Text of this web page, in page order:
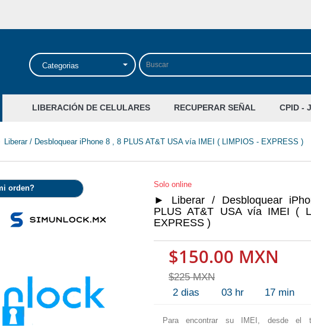
Categorias
LIBERACIÓN DE CELULARES RECUPERAR SEÑAL CPID -
Liberar / Desbloquear iPhone 8 , 8 PLUS AT&T USA vía IMEI ( LIMPIOS - EXPRESS )
orden? Solo online
► Liberar / Desbloquear
PLUS AT&T USA vía IMEI (
EXPRESS )
$150.00 MXN
$225 MXN
2 dias 03 hr 17 min
Para encontrar su IMEI, desde el